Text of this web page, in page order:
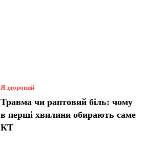
Я здоровий
Травма чи раптовий біль: чому
в перші хвилини обирають саме
КТ